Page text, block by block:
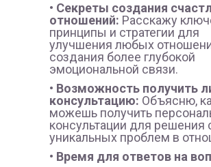
• Время для ответов на
• Возможность получить
консультацию: Объясню,
можешь получить
консультации для решения
уникальных проблем в
• Секреты создания
отношений: Расскажу
принципы и стратегии для
улучшения любых
создания более глубокой
эмоциональной связи.